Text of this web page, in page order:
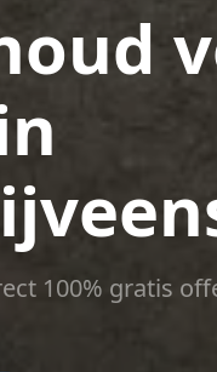
100% gratis